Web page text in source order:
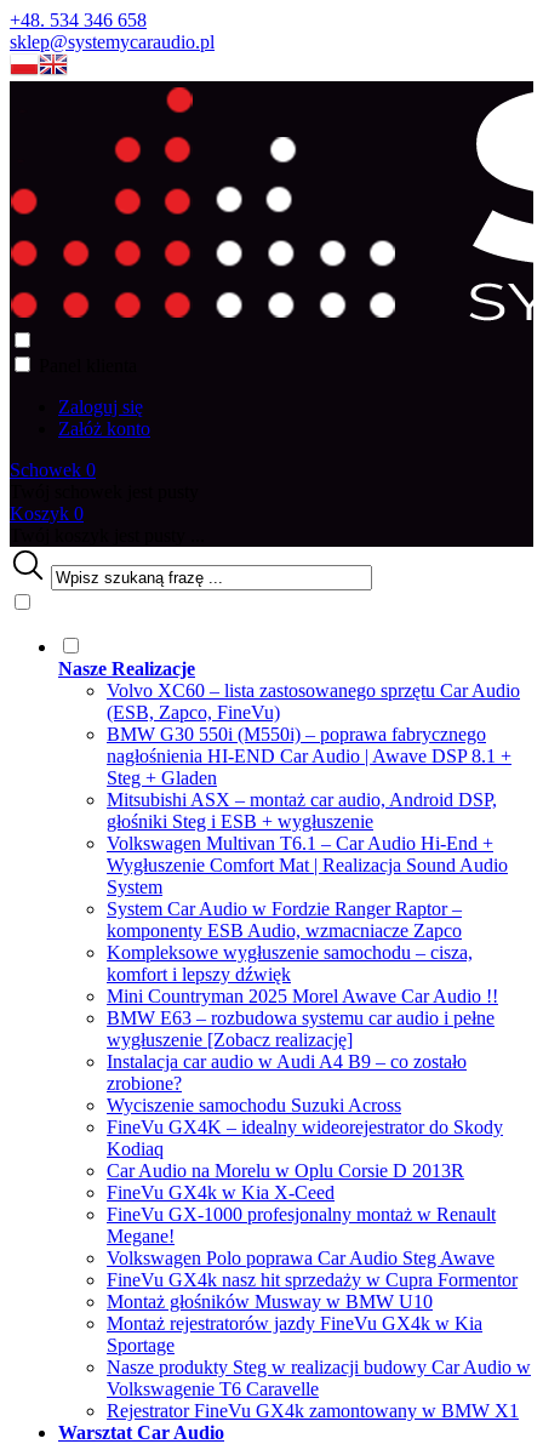
+48. 534 346 658
sklep@systemycaraudio.pl
Zaloguj się
Załóż konto
Schowek 0
Koszyk 0
Nasze Realizacje
Volvo XC60 – lista zastosowanego sprzętu Car Audio
(ESB, Zapco, FineVu)
BMW G30 550i (M550i) – poprawa fabrycznego
nagłośnienia HI-END Car Audio | Awave DSP 8.1 +
Steg + Gladen
Mitsubishi ASX – montaż car audio, Android DSP,
głośniki Steg i ESB + wygłuszenie
Volkswagen Multivan T6.1 – Car Audio Hi-End +
Wygłuszenie Comfort Mat | Realizacja Sound Audio
System
System Car Audio w Fordzie Ranger Raptor –
komponenty ESB Audio, wzmacniacze Zapco
Kompleksowe wygłuszenie samochodu – cisza,
komfort i lepszy dźwięk
Mini Countryman 2025 Morel Awave Car Audio !!
BMW E63 – rozbudowa systemu car audio i pełne
wygłuszenie [Zobacz realizację]
Instalacja car audio w Audi A4 B9 – co zostało
zrobione?
Wyciszenie samochodu Suzuki Across
FineVu GX4K – idealny wideorejestrator do Skody
Kodiaq
Car Audio na Morelu w Oplu Corsie D 2013R
FineVu GX4k w Kia X-Ceed
FineVu GX-1000 profesjonalny montaż w Renault
Megane!
Volkswagen Polo poprawa Car Audio Steg Awave
FineVu GX4k nasz hit sprzedaży w Cupra Formentor
Montaż głośników Musway w BMW U10
Montaż rejestratorów jazdy FineVu GX4k w Kia
Sportage
Nasze produkty Steg w realizacji budowy Car Audio w
Volkswagenie T6 Caravelle
Rejestrator FineVu GX4k zamontowany w BMW X1
Warsztat Car Audio